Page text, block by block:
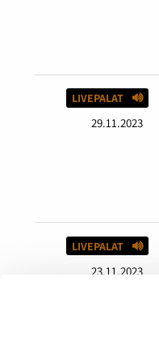
LIVEPALAT
29.11.2023
LIVEPALAT
23.11.2023